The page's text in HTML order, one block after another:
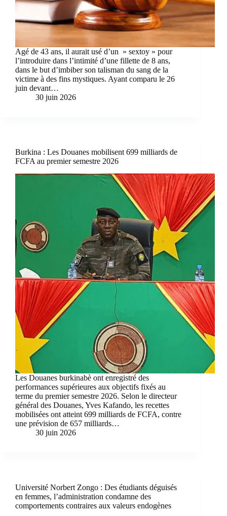
Agé de 43 ans, il aurait usé d’un » sextoy » pour
l’introduire dans l’intimité d’une fillette de 8 ans,
dans le but d’imbiber son talisman du sang de la
victime à des fins mystiques. Ayant comparu le 26
juin devant…
30 juin 2026
Burkina : Les Douanes mobilisent 699 milliards de
FCFA au premier semestre 2026
Les Douanes burkinabè ont enregistré des
performances supérieures aux objectifs fixés au
terme du premier semestre 2026. Selon le directeur
général des Douanes, Yves Kafando, les recettes
mobilisées ont atteint 699 milliards de FCFA, contre
une prévision de 657 milliards…
30 juin 2026
Université Norbert Zongo : Des étudiants déguisés
en femmes, l’administration condamne des
comportements contraires aux valeurs endogènes